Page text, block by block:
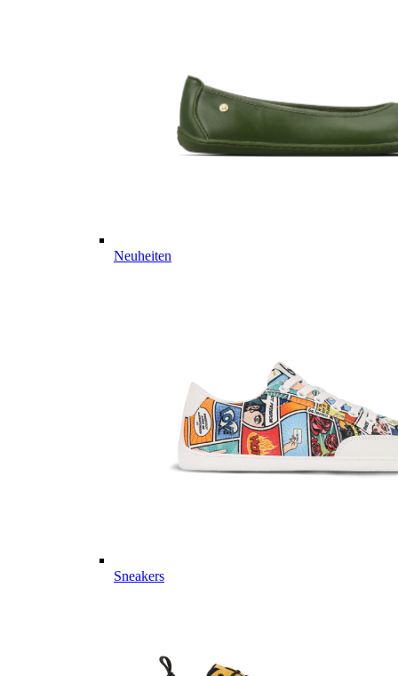
Neuheiten
Sneakers